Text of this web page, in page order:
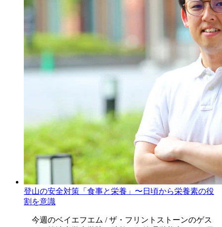
登山の安全対策「食事と栄養」〜日頃から栄養素の役
割を意識
今週のベイエフエム / ザ・フリントストーンのゲス